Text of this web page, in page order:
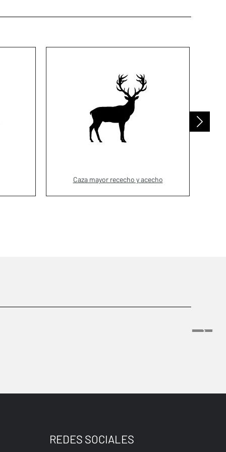
Caza mayor rececho y acecho
REDES SOCIALES